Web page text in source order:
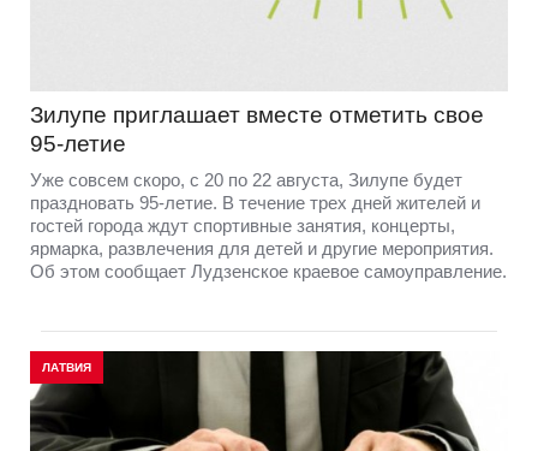
Зилупе приглашает вместе отметить свое
95-летие
Уже совсем скоро, с 20 по 22 августа, Зилупе будет
праздновать 95-летие. В течение трех дней жителей и
гостей города ждут спортивные занятия, концерты,
ярмарка, развлечения для детей и другие мероприятия.
Об этом сообщает Лудзенское краевое самоуправление.
ЛАТВИЯ